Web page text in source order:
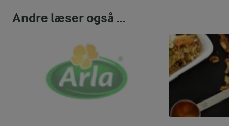
Andre læser også ...